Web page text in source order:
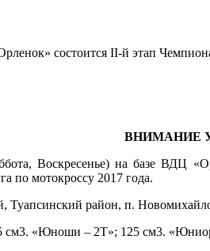
ВНИМАНИЕ
Воскресенье) на базе ВДЦ
по мотокроссу 2017 года.
Туапсинский район, п.
см3. «Юноши – 2Т»; 125 см3.